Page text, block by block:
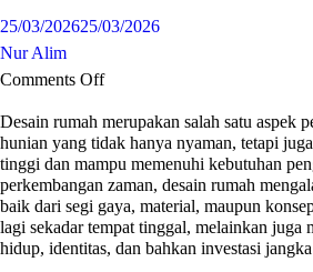
25/03/202625/03/2026
Nur Alim
Comments Off
Desain rumah merupakan salah satu aspek
hunian yang tidak hanya nyaman, tetapi
tinggi dan mampu memenuhi kebutuhan
perkembangan zaman, desain rumah
baik dari segi gaya, material, maupun
lagi sekadar tempat tinggal, melainkan juga
hidup, identitas, dan bahkan investasi